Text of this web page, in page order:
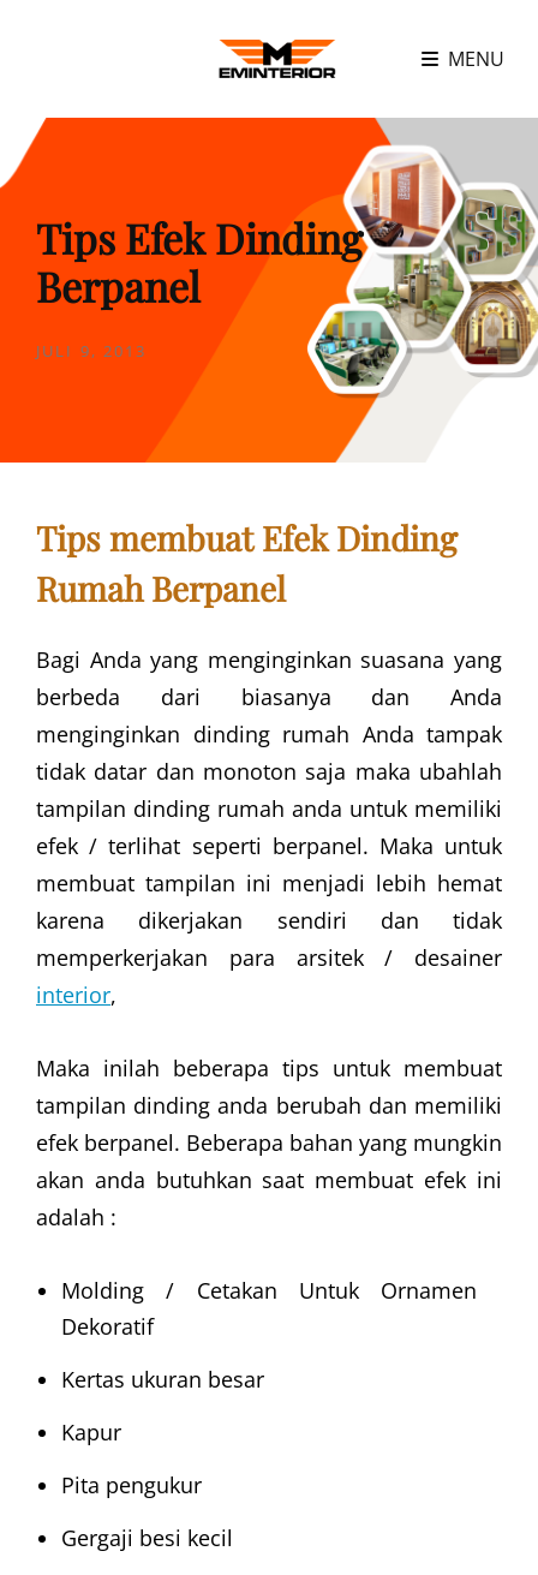
MENU
Tips Efek Dinding
Berpanel
POSTED
JULI 9, 2013
Tips membuat Efek Dinding
Rumah Berpanel
Bagi Anda yang menginginkan suasana yang
berbeda dari biasanya dan Anda
menginginkan dinding rumah Anda tampak
tidak datar dan monoton saja maka ubahlah
tampilan dinding rumah anda untuk memiliki
efek / terlihat seperti berpanel. Maka untuk
membuat tampilan ini menjadi lebih hemat
karena dikerjakan sendiri dan tidak
memperkerjakan para arsitek / desainer
interior,
Maka inilah beberapa tips untuk membuat
tampilan dinding anda berubah dan memiliki
efek berpanel. Beberapa bahan yang mungkin
akan anda butuhkan saat membuat efek ini
adalah :
Molding / Cetakan Untuk Ornamen
Dekoratif
Kertas ukuran besar
Kapur
Pita pengukur
Gergaji besi kecil